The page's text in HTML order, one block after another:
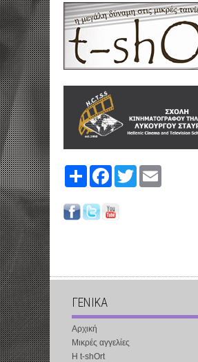
Share FacebookTwitter
ΓΕΝΙΚΑ
Αρχική
Μικρές αγγελίες
Η t-shOrt